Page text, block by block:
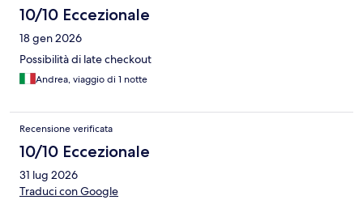
10/10 Eccezionale
18 gen 2026
Possibilità di late checkout
Andrea, viaggio di 1 notte
Recensione verificata
10/10 Eccezionale
31 lug 2026
Traduci con Google